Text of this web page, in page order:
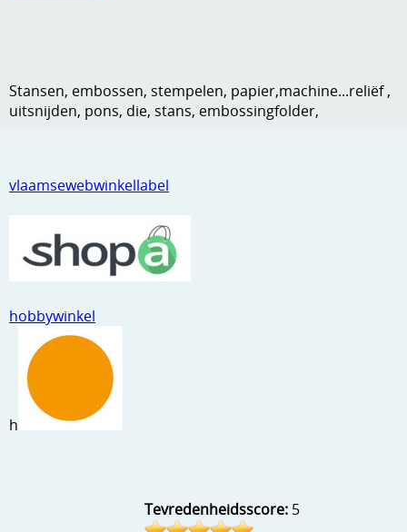
Leuke versieringen
Netjes opbergen
Ponsen
Snijmaterialen
Speciaal papier
Stans machine en embossing machines
Wat nog, een creatief kijkje
vlaamsewebwinkellabel
hobbywinkel
h
Tevredenheidsscore: 5
Stansen, embossen, stempelen, papier,machine...reliëf ,
uitsnijden, pons, die, stans, embossingfolder,